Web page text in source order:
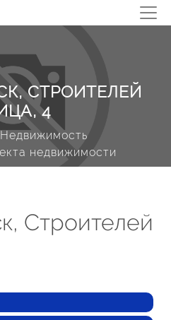
СТРОИТЕЛЕЙ
4
Недвижимость
недвижимости
Строителей